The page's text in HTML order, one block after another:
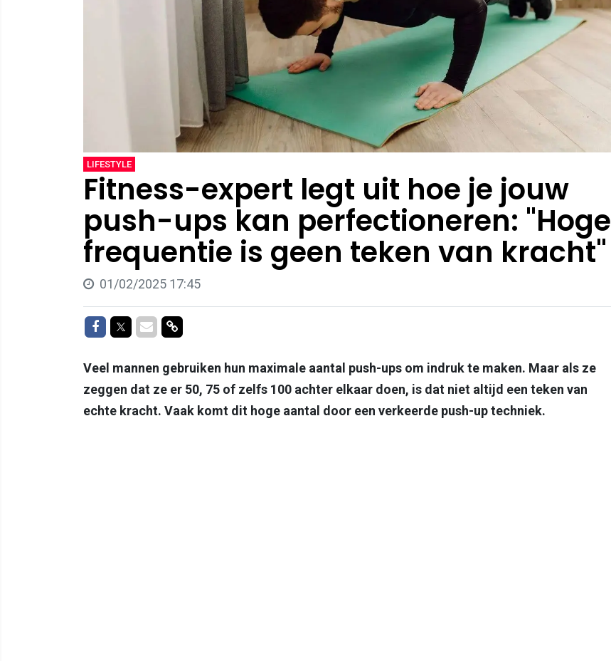
LIFESTYLE
Fitness-expert legt uit hoe je jouw
push-ups kan perfectioneren: "Hoge
frequentie is geen teken van kracht"
01/02/2025 17:45
Delen op Facebook
Delen op Twitter
Delen via Mail
Delen via link
Veel mannen gebruiken hun maximale aantal push-ups om indruk te maken. Maar als ze
zeggen dat ze er 50, 75 of zelfs 100 achter elkaar doen, is dat niet altijd een teken van
echte kracht. Vaak komt dit hoge aantal door een verkeerde push-up techniek.